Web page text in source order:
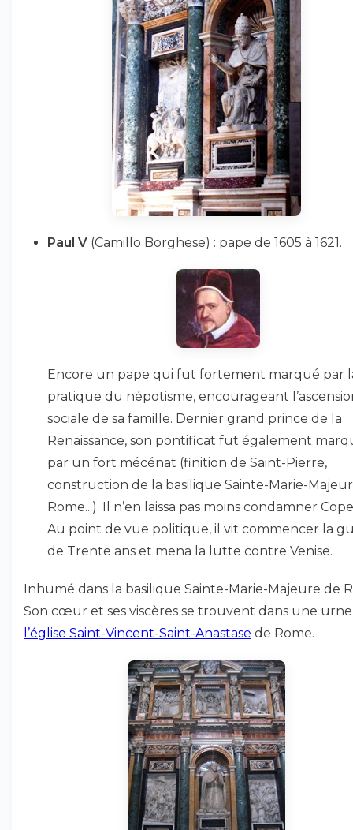
Paul V (Camillo Borghese) : pape de 1605 à 1621.
Encore un pape qui fut fortement marqué par
pratique du népotisme, encourageant
sociale de sa famille. Dernier grand prince de la
Renaissance, son pontificat fut également
par un fort mécénat (finition de Saint-Pierre,
construction de la basilique Sainte-Marie-
Rome...). Il n’en laissa pas moins condamner
Au point de vue politique, il vit commencer la
de Trente ans et mena la lutte contre Venise.
Inhumé dans la basilique Sainte-Marie-Majeure de
Son cœur et ses viscères se trouvent dans une
l’église Saint-Vincent-Saint-Anastase de Rome.